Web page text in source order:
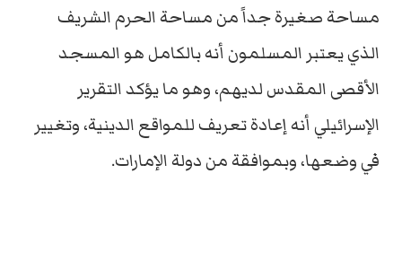
مساحة صغيرة جداً من مساحة الحرم الشريف
الذي يعتبر المسلمون أنه بالكامل هو المسجد
الأقصى المقدس لديهم، وهو ما يؤكد التقرير
الإسرائيلي أنه إعادة تعريف للمواقع الدينية، وتغيير
في وضعها، وبموافقة من دولة الإمارات.